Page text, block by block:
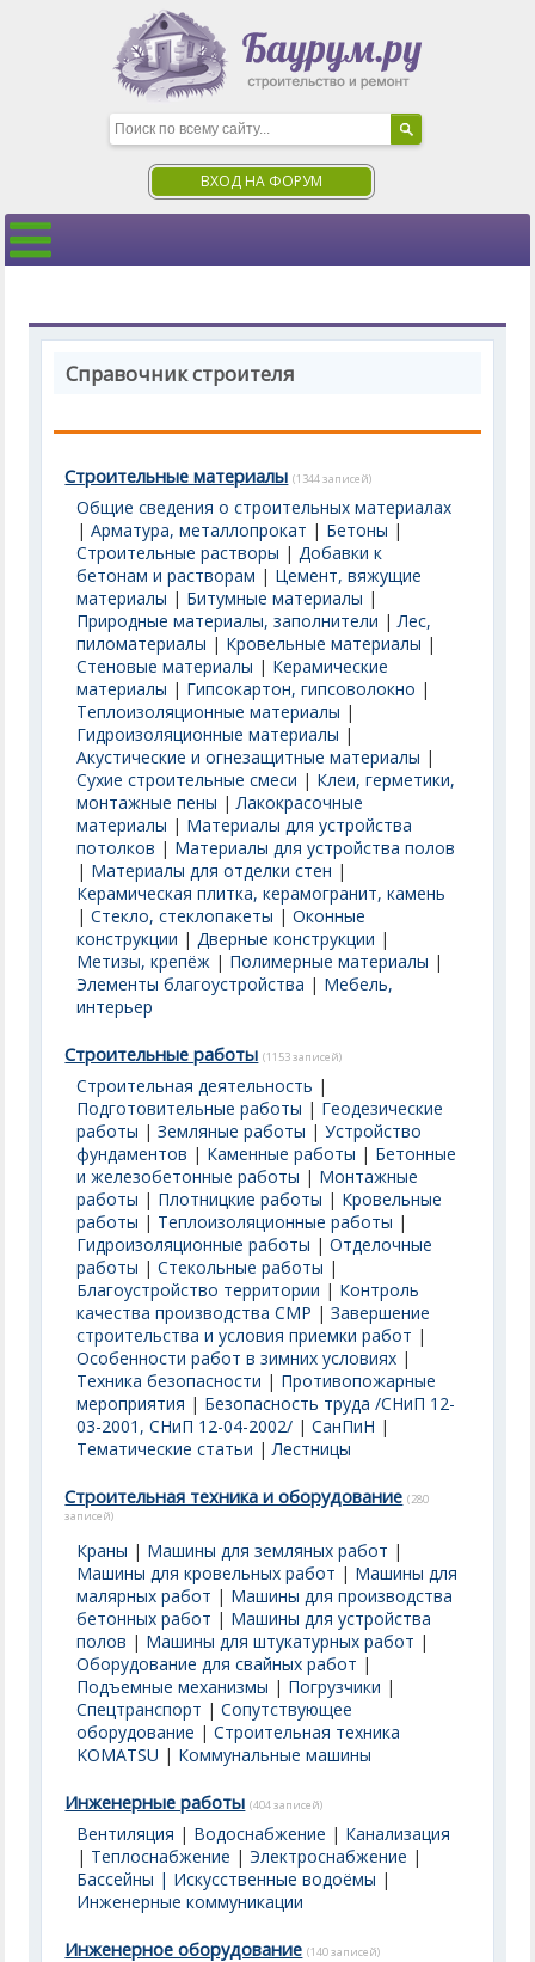
ВХОД НА ФОРУМ
Справочник строителя
Строительные материалы (1344 записей)
Общие сведения о строительных материалах
|Арматура, металлопрокат | Бетоны |
Строительные растворы |Добавки к
бетонам и растворам | Цемент, вяжущие
материалы | Битумные материалы |
Природные материалы, заполнители |Лес,
пиломатериалы | Кровельные материалы |
Стеновые материалы | Керамические
материалы | Гипсокартон, гипсоволокно |
Теплоизоляционные материалы |
Гидроизоляционные материалы |
Акустические и огнезащитные материалы |
Сухие строительные смеси | Клеи, герметики,
монтажные пены |Лакокрасочные
материалы | Материалы для устройства
потолков | Материалы для устройства полов
| Материалы для отделки стен |
Керамическая плитка, керамогранит, камень
|Стекло, стеклопакеты |Оконные
конструкции |Дверные конструкции |
Метизы, крепёж | Полимерные материалы |
Элементы благоустройства | Мебель,
интерьер
Строительные работы (1153 записей)
Строительная деятельность |
Подготовительные работы | Геодезические
работы |Земляные работы |Устройство
фундаментов | Каменные работы | Бетонные
и железобетонные работы | Монтажные
работы | Плотницкие работы | Кровельные
работы | Теплоизоляционные работы |
Гидроизоляционные работы |Отделочные
работы |Стекольные работы |
Благоустройство территории | Контроль
качества производства СМР |Завершение
строительства и условия приемки работ |
Особенности работ в зимних условиях |
Техника безопасности | Противопожарные
мероприятия | Безопасность труда /СНиП 12-
03-2001, СНиП 12-04-2002/ |СанПиН |
Тематические статьи |Лестницы
Строительная техника и оборудование (280
записей)
Краны | Машины для земляных работ |
Машины для кровельных работ | Машины для
малярных работ | Машины для производства
бетонных работ | Машины для устройства
полов | Машины для штукатурных работ |
Оборудование для свайных работ |
Подъемные механизмы | Погрузчики |
Спецтранспорт |Сопутствующее
оборудование |Строительная техника
KOMATSU | Коммунальные машины
Инженерные работы (404 записей)
Вентиляция | Водоснабжение | Канализация
| Теплоснабжение |Электроснабжение |
Бассейны | Искусственные водоёмы |
Инженерные коммуникации
Инженерное оборудование (140 записей)